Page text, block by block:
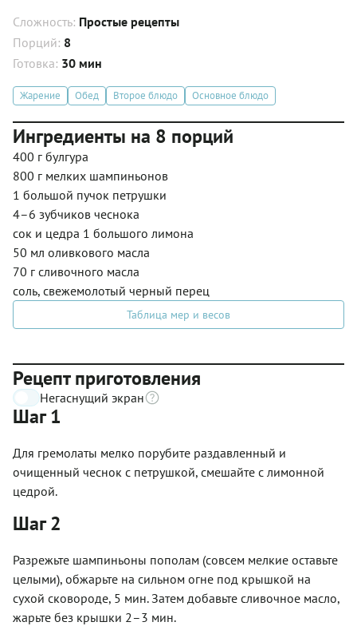
Сложность: Простые рецепты
Порций: 8
Готовка: 30 мин
Жарение Обед Второе блюдо Основное блюдо
Ингредиенты на 8 порций
400 г булгура
800 г мелких шампиньонов
1 большой пучок петрушки
4–6 зубчиков чеснока
сок и цедра 1 большого лимона
50 мл оливкового масла
70 г сливочного масла
соль, свежемолотый черный перец
Таблица мер и весов
Рецепт приготовления
Негаснущий экран
Шаг 1
Для гремолаты мелко порубите раздавленный и
очищенный чеснок с петрушкой, смешайте с лимонной
цедрой.
Шаг 2
Разрежьте шампиньоны пополам (совсем мелкие оставьте
целыми), обжарьте на сильном огне под крышкой на
сухой сковороде, 5 мин. Затем добавьте сливочное масло,
жарьте без крышки 2–3 мин.